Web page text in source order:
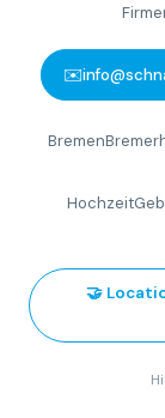
✉️
Bremen
Hochzeit
🤝